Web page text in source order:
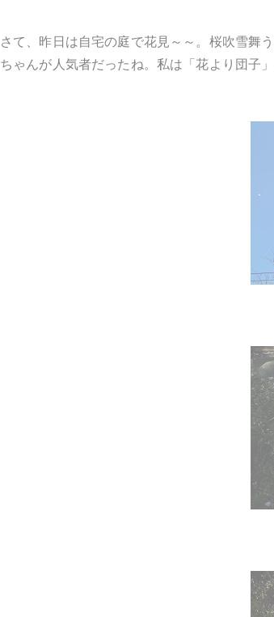
さて、昨日は自宅の庭で花見～～。桜吹雪舞
ちゃんが人気者だったね。私は「花より団子